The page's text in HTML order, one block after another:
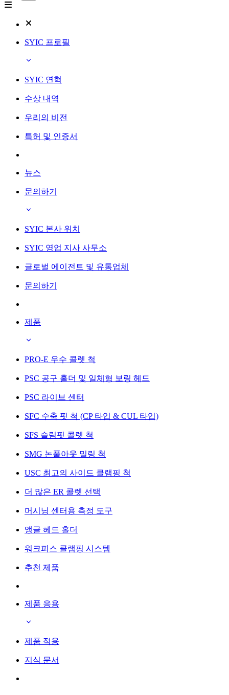
SYIC 프로필
SYIC 연혁
수상 내역
우리의 비전
특허 및 인증서
뉴스
문의하기
SYIC 본사 위치
SYIC 영업 지사 사무소
글로벌 에이전트 및 유통업체
문의하기
제품
PRO-E 우수 콜렛 척
PSC 공구 홀더 및 일체형 보링 헤드
PSC 라이브 센터
SFC 수축 핏 척 (CP 타입 & CUL 타입)
SFS 슬림핏 콜렛 척
SMG 논풀아웃 밀링 척
USC 최고의 사이드 클램핑 척
더 많은 ER 콜렛 선택
머시닝 센터용 측정 도구
앵글 헤드 홀더
워크피스 클램핑 시스템
추천 제품
제품 응용
제품 적용
지식 문서